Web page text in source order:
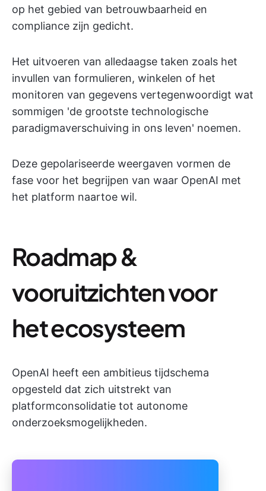
op het gebied van betrouwbaarheid en
compliance zijn gedicht.
Het uitvoeren van alledaagse taken zoals het
invullen van formulieren, winkelen of het
monitoren van gegevens vertegenwoordigt wat
sommigen 'de grootste technologische
paradigmaverschuiving in ons leven' noemen.
Deze gepolariseerde weergaven vormen de
fase voor het begrijpen van waar OpenAI met
het platform naartoe wil.
Roadmap &
vooruitzichten voor
het ecosysteem
OpenAI heeft een ambitieus tijdschema
opgesteld dat zich uitstrekt van
platformconsolidatie tot autonome
onderzoeksmogelijkheden.